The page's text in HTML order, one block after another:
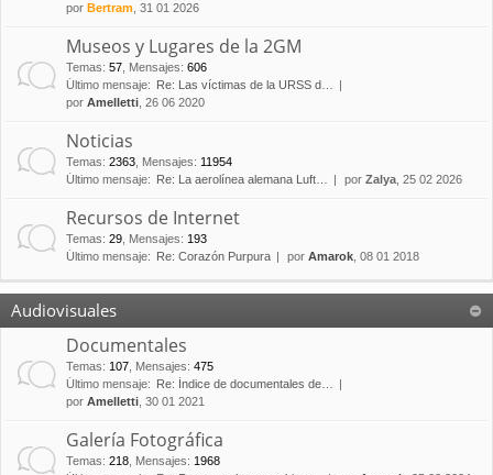
por Bertram , 31 01 2026
Museos y Lugares de la 2GM
Temas: 57 Mensajes: 606
Último mensaje:
Re: Las víctimas de la URSS d…
por Amelletti , 26 06 2020
Noticias
Temas: 2363 Mensajes: 11954
Último mensaje:
Re: La aerolínea alemana Luft… por Zalya , 25 02 2026
Recursos de Internet
Temas: 29 Mensajes: 193
Último mensaje:
Re: Corazón Purpura por Amarok , 08 01 2018
Audiovisuales
Documentales
Temas: 107 Mensajes: 475
Último mensaje:
Re: Índice de documentales de…
por Amelletti , 30 01 2021
Galería Fotográfica
Temas: 218 Mensajes: 1968